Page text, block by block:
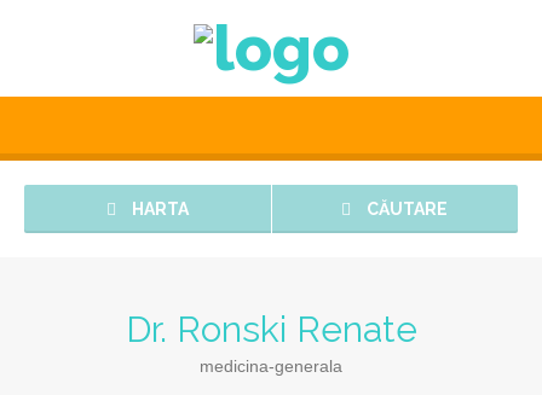
HARTA CĂUTARE
Dr. Ronski Renate
medicina-generala